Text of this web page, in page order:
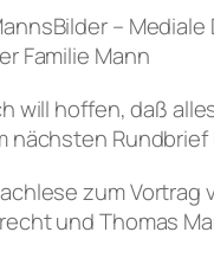
–
Familie Mann
will hoffen, daß
nächsten
zum Vortrag
und Thomas